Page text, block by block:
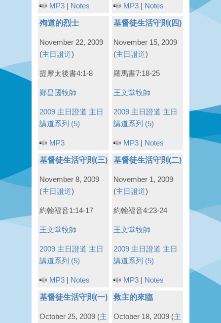
MP3 | Notes MP3 | Notes
殉道的烈士
November 22, 2009
(主日證道)
提摩太後書4:1-8
鄭昌國牧師
2009 主日證道 主日
講道系列 (5)
MP3
基督徒生活守則(四)
November 15, 2009
(主日證道)
羅馬書7:18-25
王文堂牧師
2009 主日證道 主日
講道系列 (5)
MP3 | Notes
基督徒生活守則(三)
November 8, 2009
(主日證道)
約翰福音1:14-17
王文堂牧師
2009 主日證道 主日
講道系列 (5)
MP3 | Notes
基督徒生活守則(二)
November 1, 2009
(主日證道)
約翰福音4:23-24
王文堂牧師
2009 主日證道 主日
講道系列 (5)
MP3 | Notes
基督徒生活守則(一)
October 25, 2009 (主
救主的來臨
October 18, 2009 (主